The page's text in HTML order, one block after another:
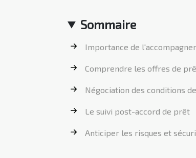
Sommaire
Importance de
Comprendre les offres de
Négociation des conditions
Le suivi post-accord de prêt
Anticiper les risques et